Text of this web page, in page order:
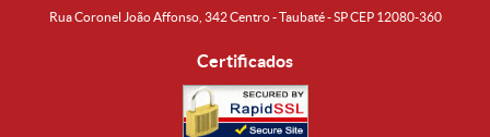
Rua Coronel João Affonso, 342 Centro - Taubaté - SP CEP 12080-360
Certificados